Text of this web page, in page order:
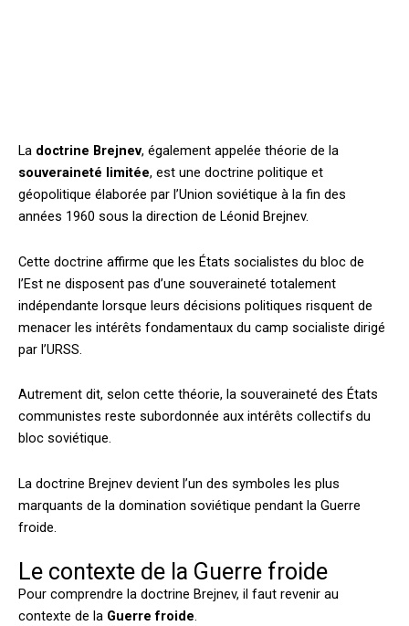
La doctrine Brejnev, également appelée théorie de la
souveraineté limitée, est une doctrine politique et
géopolitique élaborée par l’Union soviétique à la fin des
années 1960 sous la direction de Léonid Brejnev.
Cette doctrine affirme que les États socialistes du bloc de
l’Est ne disposent pas d’une souveraineté totalement
indépendante lorsque leurs décisions politiques risquent de
menacer les intérêts fondamentaux du camp socialiste dirigé
par l’URSS.
Autrement dit, selon cette théorie, la souveraineté des États
communistes reste subordonnée aux intérêts collectifs du
bloc soviétique.
La doctrine Brejnev devient l’un des symboles les plus
marquants de la domination soviétique pendant la Guerre
froide.
Le contexte de la Guerre froide
Pour comprendre la doctrine Brejnev, il faut revenir au
contexte de la Guerre froide.